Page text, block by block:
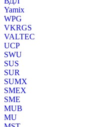
Yamix
WPG
VKRGS
VALTEC
UCP
SWU
SUS
SUR
SUMX
SMEX
SME
MUB
MU